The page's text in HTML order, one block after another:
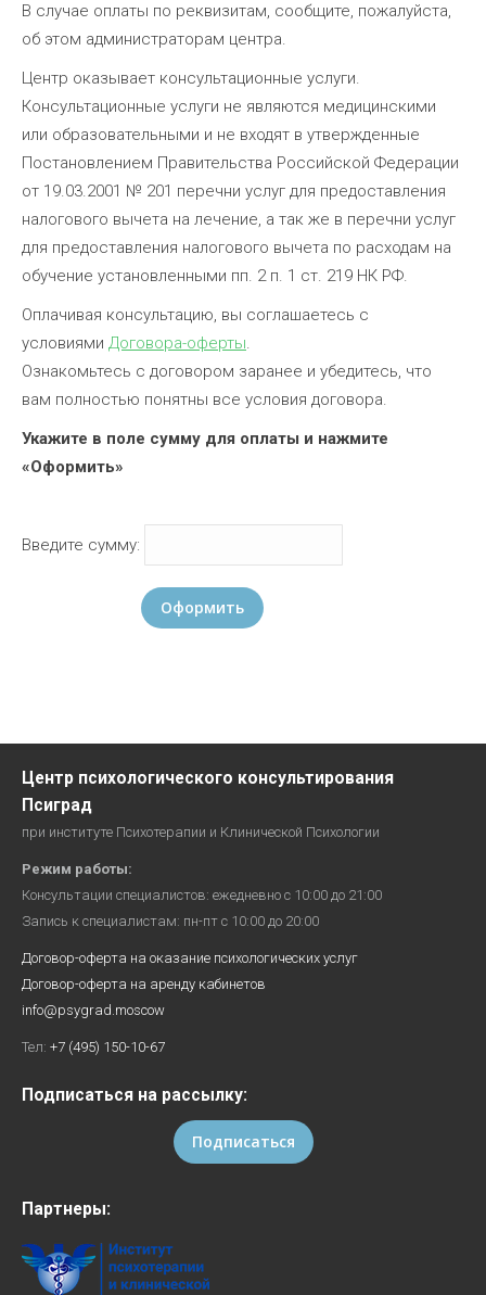
В случае оплаты по реквизитам, сообщите, пожалуйста,
об этом администраторам центра.
Центр оказывает консультационные услуги.
Консультационные услуги не являются медицинскими
или образовательными и не входят в утвержденные
Постановлением Правительства Российской Федерации
от 19.03.2001 № 201 перечни услуг для предоставления
налогового вычета на лечение, а так же в перечни услуг
для предоставления налогового вычета по расходам на
обучение установленными пп. 2 п. 1 ст. 219 НК РФ.
Оплачивая консультацию, вы соглашаетесь с
условиями Договора-оферты.
Ознакомьтесь с договором заранее и убедитесь, что
вам полностью понятны все условия договора.
Укажите в поле сумму для оплаты и нажмите
«Оформить»
Введите сумму:
Оформить
Центр психологического консультирования
Псиград
при институте Психотерапии и Клинической Психологии
Режим работы:
Консультации специалистов: ежедневно с 10:00 до 21:00
Запись к специалистам: пн-пт с 10:00 до 20:00
Договор-оферта на оказание психологических услуг
Договор-оферта на аренду кабинетов
info@psygrad.moscow
Тел: +7 (495) 150-10-67
Подписаться на рассылку:
Подписаться
Партнеры: